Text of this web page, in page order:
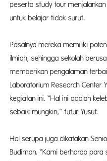
peserta study tour
untuk belajar tidak surut.
Pasalnya mereka memiliki
ilmiah, sehingga sekolah
memberikan pengalaman
Laboratorium Research Center
kegiatan ini. “Hal ini adalah
sebaik mungkin,” tutur Yusuf.
Hal serupa juga dikatakan
Budiman. “Kami berharap